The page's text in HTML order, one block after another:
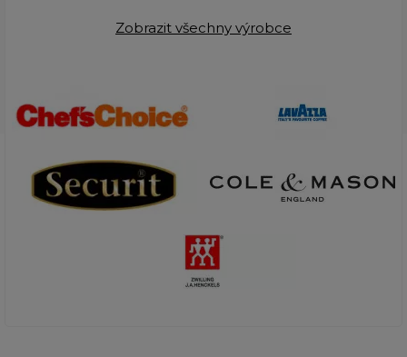
Zobrazit všechny výrobce